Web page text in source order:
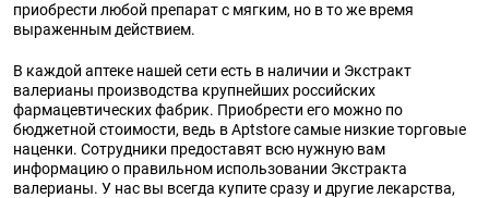
приобрести любой препарат с мягким, но в то же время
выраженным действием.
В каждой аптеке нашей сети есть в наличии и Экстракт
валерианы производства крупнейших российских
фармацевтических фабрик. Приобрести его можно по
бюджетной стоимости, ведь в Aptstore самые низкие торговые
наценки. Сотрудники предоставят всю нужную вам
информацию о правильном использовании Экстракта
валерианы. У нас вы всегда купите сразу и другие лекарства,